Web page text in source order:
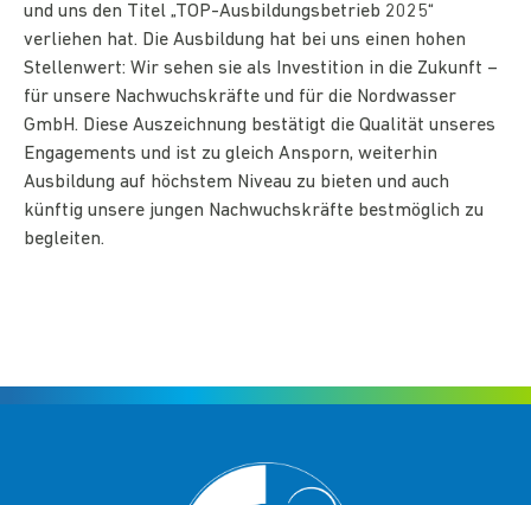
und uns den Titel „TOP-Ausbildungsbetrieb 2025“
verliehen hat. Die Ausbildung hat bei uns einen hohen
Stellenwert: Wir sehen sie als Investition in die Zukunft –
für unsere Nachwuchskräfte und für die Nordwasser
GmbH. Diese Auszeichnung bestätigt die Qualität unseres
Engagements und ist zu gleich Ansporn, weiterhin
Ausbildung auf höchstem Niveau zu bieten und auch
künftig unsere jungen Nachwuchskräfte bestmöglich zu
begleiten.